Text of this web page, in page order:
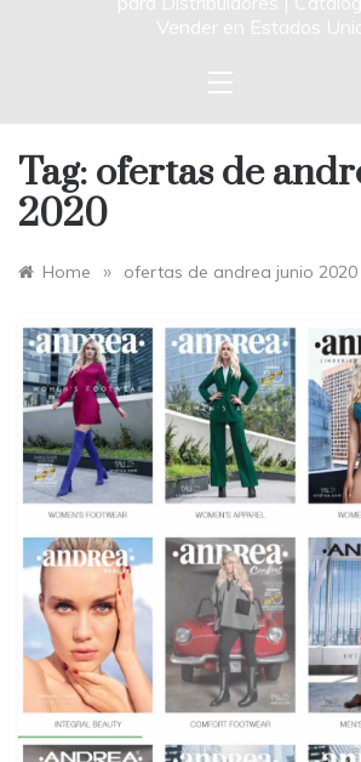
Vender en Estados
Tag: ofertas de
2020
Home » ofertas de andrea junio 2020